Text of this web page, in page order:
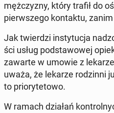
męż­czy­zny, który trafił do
pierw­sze­go kon­tak­tu,
Jak twier­dzi in­sty­tu­cja
ści usług pod­sta­wo­wej
zawarte w umowie z
uważa, że lekarze ro­dzin­ni
to prio­ry­te­to­wo.
W ramach działań